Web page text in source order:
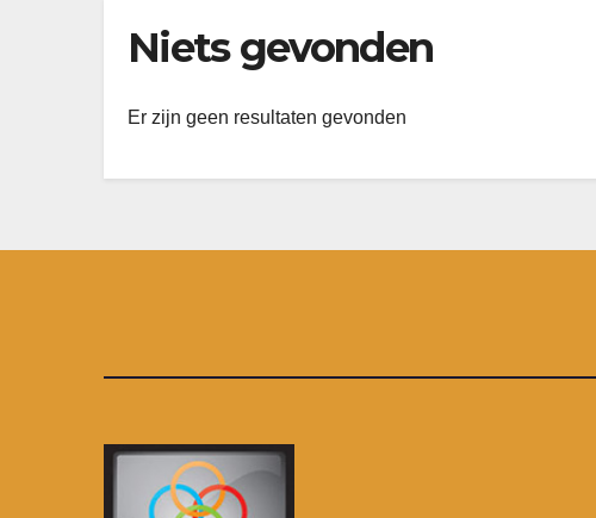
Niets gevonden
Er zijn geen resultaten gevonden